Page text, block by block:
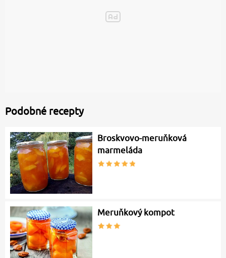
Podobné recepty
Broskvovo-meruňková
marmeláda
Meruňkový kompot